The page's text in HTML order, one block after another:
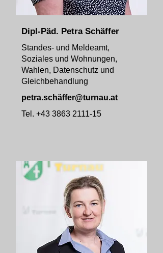
Dipl-Päd. Petra Schäffer
Standes- und Meldeamt,
Soziales und Wohnungen,
Wahlen, Datenschutz und
Gleichbehandlung
petra.schäffer@turnau.at
Tel. +43 3863 2111-15